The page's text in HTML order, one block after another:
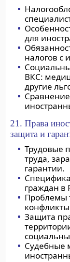
для
налогов с
ВКС:
другие
21. Права
защита и
Трудовые
труда,
гарантии.
граждан в
Проблемы
Защита
Судебные